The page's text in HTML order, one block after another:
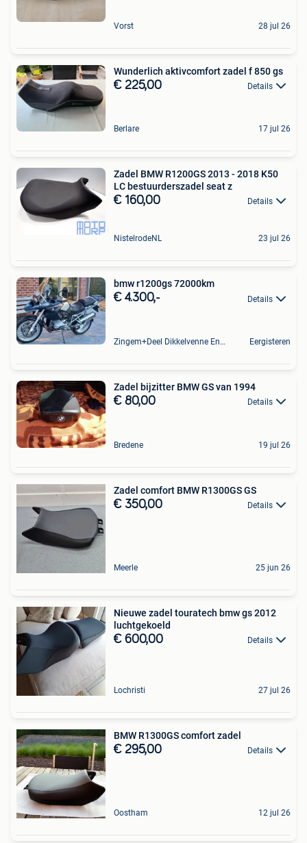
Vorst 28 jul 26
Wunderlich aktivcomfort zadel f 850 gs
€ 225,00 Details
Berlare 17 jul 26
Zadel BMW R1200GS 2013 - 2018 K50
LC bestuurderszadel seat z
€ 160,00 Details
NistelrodeNL 23 jul 26
bmw r1200gs 72000km
€ 4.300,- Details
Zingem+Deel Dikkelvenne En Nederzwalm-Hermelgem Eergisteren
Zadel bijzitter BMW GS van 1994
€ 80,00 Details
Bredene 19 jul 26
Zadel comfort BMW R1300GS GS
€ 350,00 Details
Meerle 25 jun 26
Nieuwe zadel touratech bmw gs 2012
luchtgekoeld
€ 600,00 Details
Lochristi 27 jul 26
BMW R1300GS comfort zadel
€ 295,00 Details
Oostham 12 jul 26